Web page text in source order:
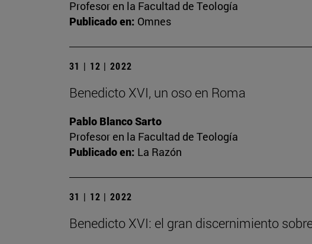
Profesor en la Facultad de Teología
Publicado en: Omnes
31 | 12 | 2022
Benedicto XVI, un oso en Roma
Pablo Blanco Sarto
Profesor en la Facultad de Teología
Publicado en: La Razón
31 | 12 | 2022
Benedicto XVI: el gran discernimiento